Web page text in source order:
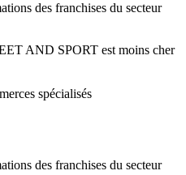
des franchises du secteur
AND SPORT est moins cher
spécialisés
des franchises du secteur